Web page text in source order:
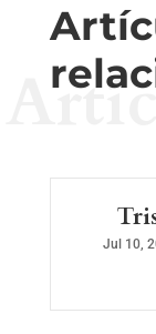
Jul 10,